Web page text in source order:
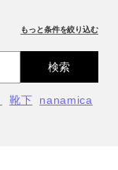
close
close
close
もっと条件を絞り込む
検索
靴下
nanamica